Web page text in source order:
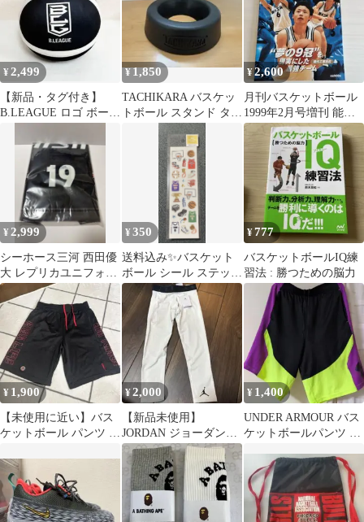
¥2,499
【新品・タグ付き】
B.LEAGUE ロゴ ボール
¥1,850
TACHIKARA バスケッ
トボール スタンド タチ
¥2,600
月刊バスケットボール
1999年2月号増刊 能代
工業高校
¥ 2,999
シーホース三河 西田優
大 レプリカユニフォー
ム
¥350
送料込み✨バスケット
ボール シール ステッカ
ー スポーツ
¥777
バスケットボールIQ練
習法 : 勝つための脳力
¥ 1,900
【未使用に近い】バス
ケットボール パンツ ブ
¥2,000
【新品未使用】
JORDAN ジョーダン
3/4 コンプレッションタ
イツ
¥ 1,400
UNDER ARMOUR バス
ケットボールパンツ ブ